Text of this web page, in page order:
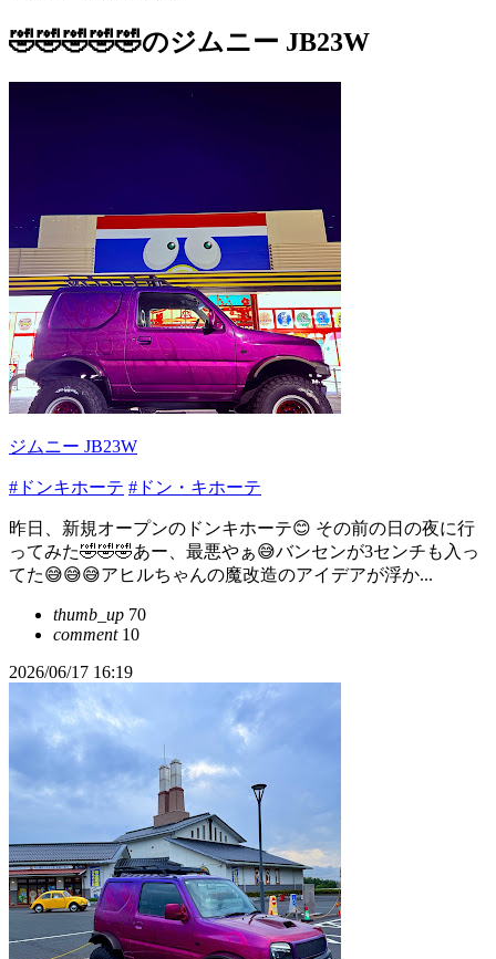
🤣🤣🤣🤣🤣のジムニー JB23W
ジムニー JB23W
#ドンキホーテ #ドン・キホーテ
昨日、新規オープンのドンキホーテ😊 その前の日の夜に行
ってみた🤣🤣🤣あー、最悪やぁ😅バンセンが3センチも入っ
てた😅😅😅アヒルちゃんの魔改造のアイデアが浮か...
thumb_up 70
comment10
2026/06/17 16:19